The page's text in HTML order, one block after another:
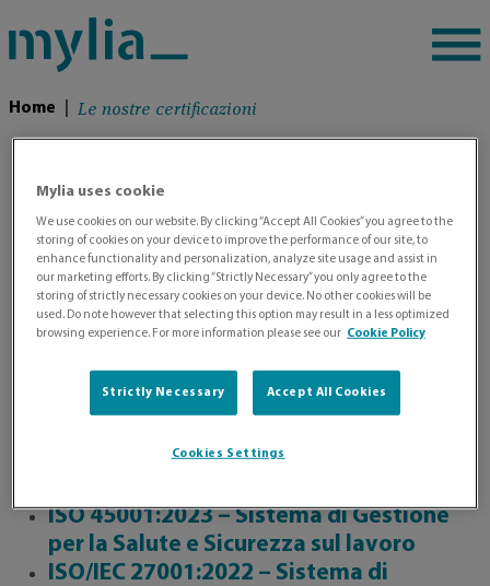
Home Le nostre certificazioni
Le nostre
Certificazioni
Per tutte le nostre sedi formative siamo in
ISO 9001:2015 – Sistema di Gestione
ISO 45001:2023 – Sistema di Gestione
per la Salute e Sicurezza sul lavoro
ISO/IEC 27001:2022 – Sistema di
Mylia uses cookie
We use cookies on our website. By clicking “Accept All Cookies” you agree to the
storing of cookies on your device to improve the performance of our site, to
enhance functionality and personalization, analyze site usage and assist in
our marketing efforts. By clicking “Strictly Necessary” you only agree to the
storing of strictly necessary cookies on your device. No other cookies will be
used. Do note however that selecting this option may result in a less optimized
browsing experience. For more information please see our Cookie Policy
Strictly Necessary Accept All Cookies
Cookies Settings